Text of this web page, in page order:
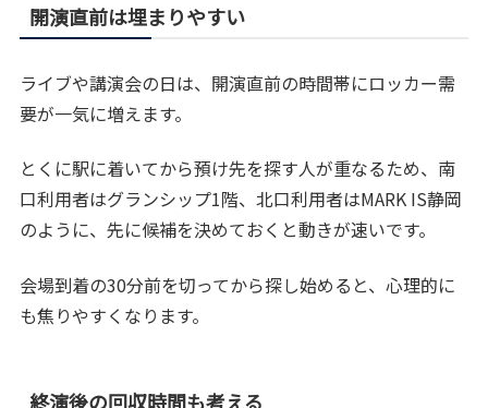
開演直前は埋まりやすい
ライブや講演会の日は、開演直前の時間帯にロッカー需
要が一気に増えます。
とくに駅に着いてから預け先を探す人が重なるため、南
口利用者はグランシップ1階、北口利用者はMARK IS静岡
のように、先に候補を決めておくと動きが速いです。
会場到着の30分前を切ってから探し始めると、心理的に
も焦りやすくなります。
終演後の回収時間も考える